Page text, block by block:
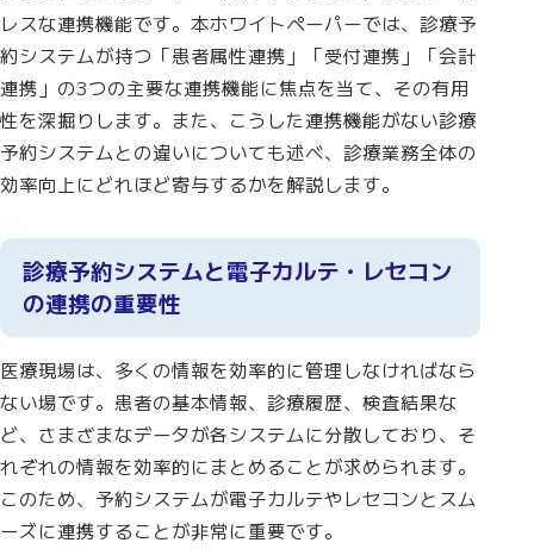
レスな連携機能です。本ホワイトペーパーでは、診療予
約システムが持つ「患者属性連携」「受付連携」「会計
連携」の3つの主要な連携機能に焦点を当て、その有用
性を深掘りします。また、こうした連携機能がない診療
予約システムとの違いについても述べ、診療業務全体の
効率向上にどれほど寄与するかを解説します。
診療予約システムと電子カルテ・レセコン
の連携の重要性
医療現場は、多くの情報を効率的に管理しなければなら
ない場です。患者の基本情報、診療履歴、検査結果な
ど、さまざまなデータが各システムに分散しており、そ
れぞれの情報を効率的にまとめることが求められます。
このため、予約システムが電子カルテやレセコンとスム
ーズに連携することが非常に重要です。